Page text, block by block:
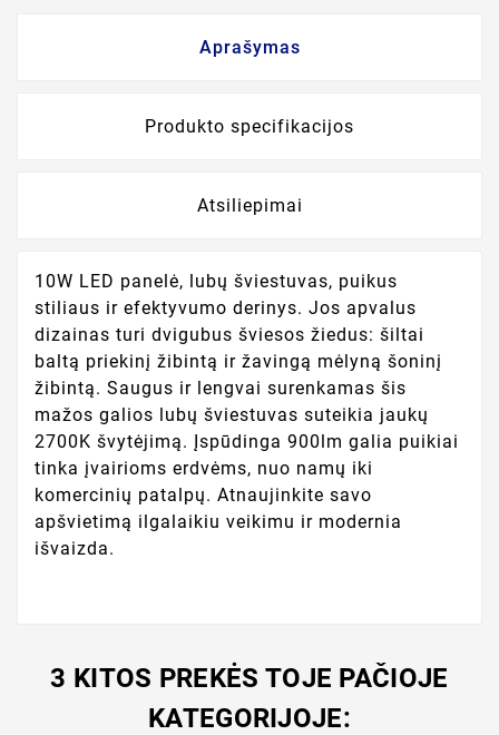
Aprašymas
Produkto specifikacijos
Atsiliepimai
10W LED panelė, lubų šviestuvas, puikus
stiliaus ir efektyvumo derinys. Jos apvalus
dizainas turi dvigubus šviesos žiedus: šiltai
baltą priekinį žibintą ir žavingą mėlyną šoninį
žibintą. Saugus ir lengvai surenkamas šis
mažos galios lubų šviestuvas suteikia jaukų
2700K švytėjimą. Įspūdinga 900lm galia puikiai
tinka įvairioms erdvėms, nuo namų iki
komercinių patalpų. Atnaujinkite savo
apšvietimą ilgalaikiu veikimu ir modernia
išvaizda.
3 KITOS PREKĖS TOJE PAČIOJE
KATEGORIJOJE: